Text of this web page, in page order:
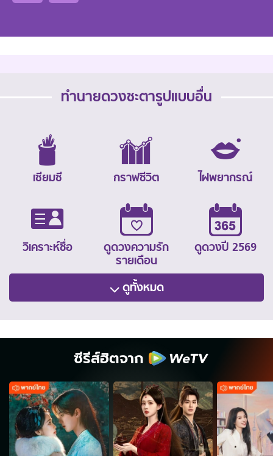
ทำนายดวงชะตารูปแบบอื่น
เซียมซี กราฟชีวิต ไฝพยากรณ์
วิเคราะห์ชื่อ
ดูดวงความรัก
รายเดือน
ดูดวงปี 2569
ดูทั้งหมด
ซีรีส์ฮิตจาก